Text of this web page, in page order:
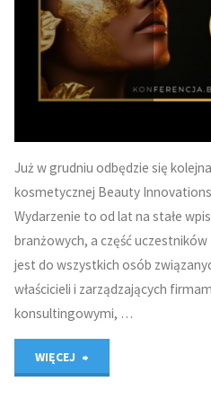
Już w grudniu odbędzie się
kosmetycznej Beauty
Wydarzenie to od lat na stałe
branżowych, a część
jest do wszystkich osób
właścicieli i zarządzających
konsultingowymi, …
WIĘCEJ